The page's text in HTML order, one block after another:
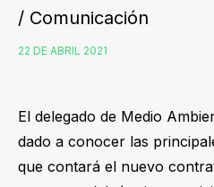
/ Comunicación
22 DE ABRIL 2021
El delegado de Medio
dado a conocer las
que contará el nuevo